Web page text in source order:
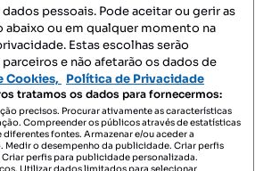
Ilha da Madeira
PORTUGAL
pessoais. Pode aceitar ou gerir as
abaixo ou em qualquer momento na
Estas escolhas serão
e não afetarão os dados de
Cookies, Política de Privacidade
tratamos os dados para fornecermos:
precisos. Procurar ativamente as características
Compreender os públicos através de estatísticas
fontes. Armazenar e/ou aceder a
o desempenho da publicidade. Criar perfis
perfis para publicidade personalizada.